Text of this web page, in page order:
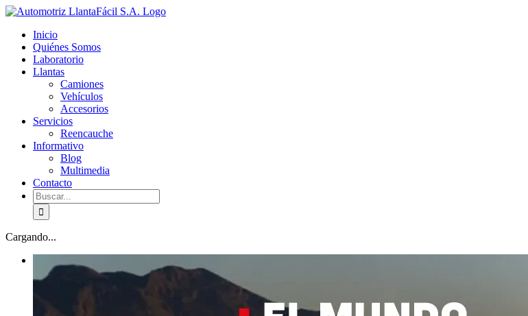
Skip
content
facebook
youtube
Inicio
Quiénes Somos
Laboratorio
Llantas
Camiones
Vehículos
Accesorios
Servicios
Reencauche
Informativo
Blog
Multimedia
Contacto
Buscar:
Cargando...